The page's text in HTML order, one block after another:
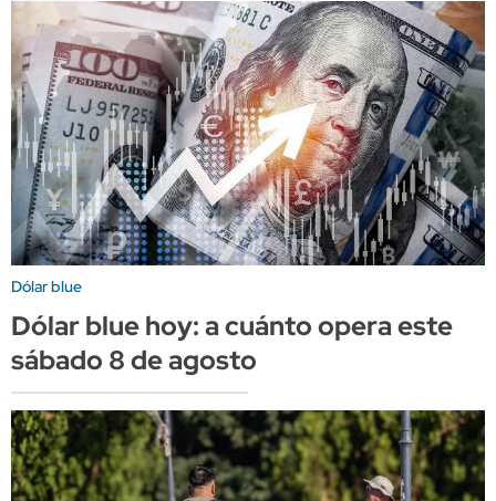
Dólar blue
Dólar blue hoy: a cuánto opera este
sábado 8 de agosto